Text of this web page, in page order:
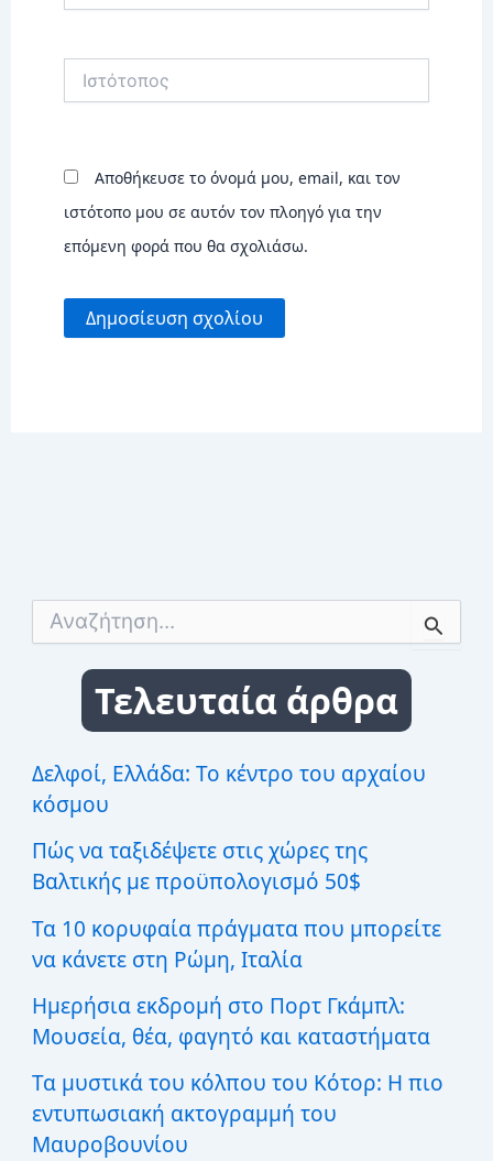
Αποθήκευσε το όνομά μου, email, και τον
ιστότοπο μου σε αυτόν τον πλοηγό για την
επόμενη φορά που θα σχολιάσω.
σ
η
γ
α
:
Τελευταία άρθρα
Δελφοί, Ελλάδα: Το κέντρο του αρχαίου
κόσμου
Πώς να ταξιδέψετε στις χώρες της
Βαλτικής με προϋπολογισμό 50$
Τα 10 κορυφαία πράγματα που μπορείτε
να κάνετε στη Ρώμη, Ιταλία
Ημερήσια εκδρομή στο Πορτ Γκάμπλ:
Μουσεία, θέα, φαγητό και καταστήματα
Τα μυστικά του κόλπου του Κότορ: Η πιο
εντυπωσιακή ακτογραμμή του
Μαυροβουνίου